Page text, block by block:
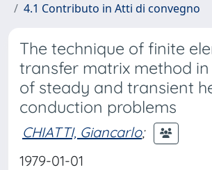
4.1 Contributo in Atti di convegno
The technique of finite
transfer matrix method
of steady and transient
conduction problems
CHIATTI, Giancarlo;
1979-01-01